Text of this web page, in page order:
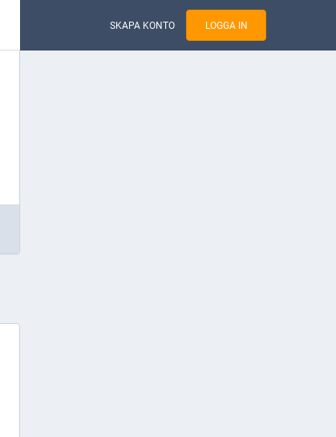
SKAPA KONTO LOGGA IN